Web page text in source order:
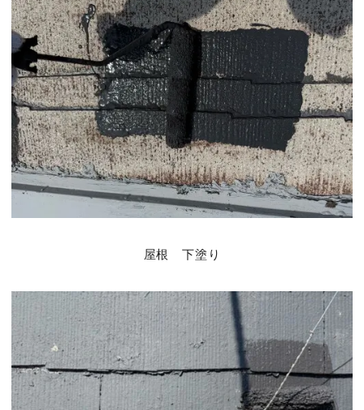
屋根 下塗り